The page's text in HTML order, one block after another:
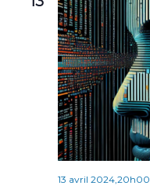
13 avril 2024,20h00